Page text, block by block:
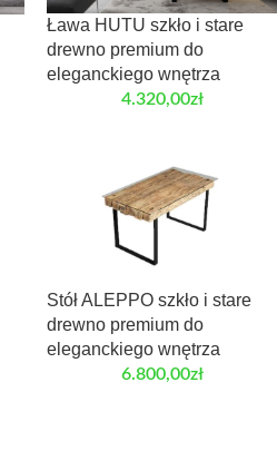
Ława HUTU szkło i stare
drewno premium do
eleganckiego wnętrza
4.320,00zł
Stół ALEPPO szkło i stare
drewno premium do
eleganckiego wnętrza
6.800,00zł